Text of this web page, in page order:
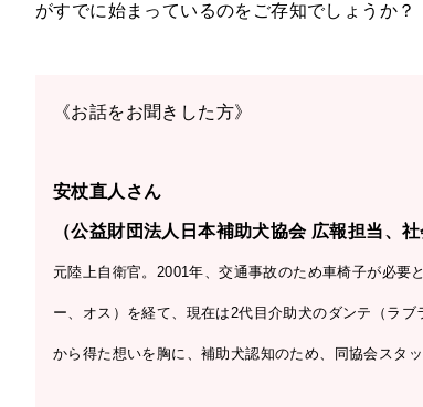
がすでに始まっているのをご存知でしょうか？
《お話をお聞きした方》
安杖直人さん
（公益財団法人日本補助犬協会 広報担当、社
元陸上自衛官。2001年、交通事故のため車椅子が必
ー、オス）を経て、現在は2代目介助犬のダンテ（ラ
から得た想いを胸に、補助犬認知のため、同協会スタ